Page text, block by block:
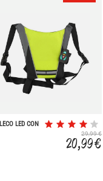
LED CON
29,99 €
20,99 €